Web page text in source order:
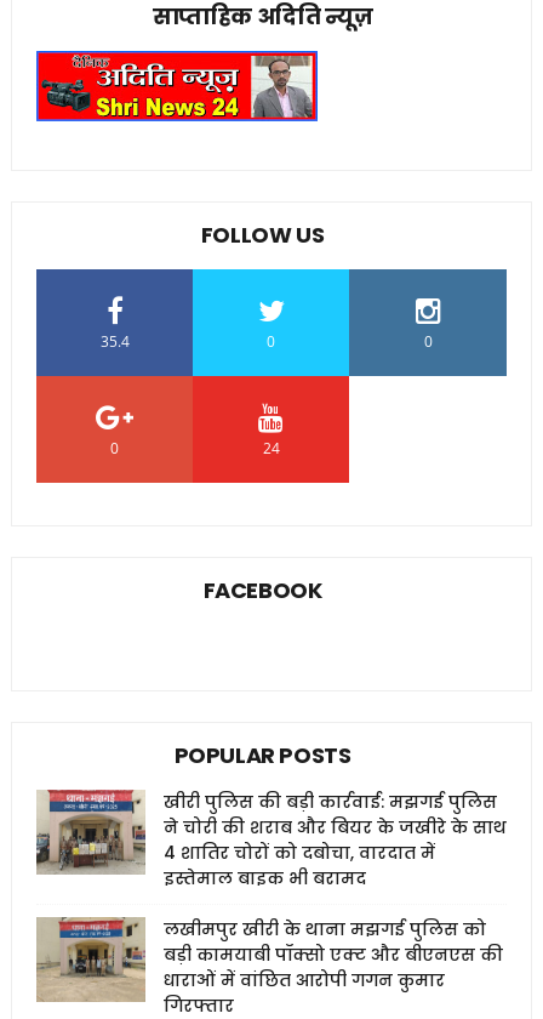
साप्ताहिक अदिति न्यूज़
FOLLOW US
35.4 0 0
0 24
FACEBOOK
POPULAR POSTS
खीरी पुलिस की बड़ी कार्रवाई: मझगई पुलिस
ने चोरी की शराब और बियर के जखीरे के साथ
4 शातिर चोरों को दबोचा, वारदात में
इस्तेमाल बाइक भी बरामद
लखीमपुर खीरी के थाना मझगई पुलिस को
बड़ी कामयाबी पॉक्सो एक्ट और बीएनएस की
धाराओं में वांछित आरोपी गगन कुमार
गिरफ्तार